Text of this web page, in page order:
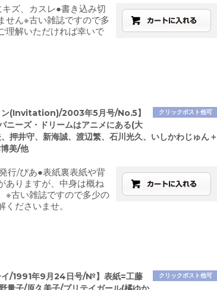
ズ、カスレ●書き込み切
せん※古い雑誌ですので多
理解いただければ幸いで
クリックポスト他可
ン(Invitation)/2003年5月号/No.5】
ニーズ・ドリームはアニメにある(大
押井守、新海誠、渡辺繁、石川光久、いしかわじゅん＋
美/他
行/ぴあ●表紙裏表紙や背
ありますが、中身は概ね
※古い雑誌ですので多少の
ださいませ。
クリックポスト他可
イ/1991年9月24日号/№】表紙=工藤